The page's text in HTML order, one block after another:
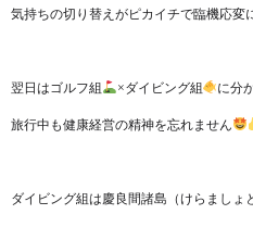
気持ちの切り替えがピカイチで臨機応変
翌日はゴルフ組 ×ダイビング組 に分
旅行中も健康経営の精神を忘れません
ダイビング組は慶良間諸島（けらましょ